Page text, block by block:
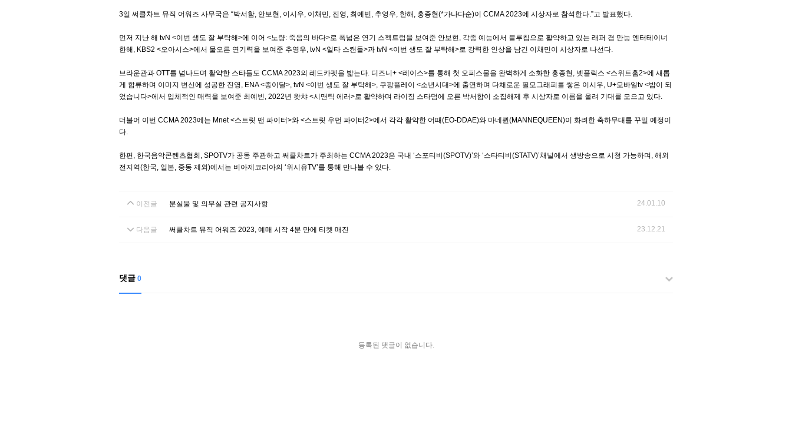
3일 써클차트 뮤직 어워즈 사무국은 “박서함, 안보현, 이시우, 이채민, 진영, 최예빈, 추영우, 한해, 홍종현(*가나다순)이 CCMA 2023에 시상자로 참석한다.”고 발표했다.
먼저 지난 해 tvN <이번 생도 잘 부탁해>에 이어 <노량: 죽음의 바다>로 폭넓은 연기 스펙트럼을 보여준 안보현, 각종 예능에서 블루칩으로 활약하고 있는 래퍼 겸 만능 엔터테이너
한해, KBS2 <오아시스>에서 물오른 연기력을 보여준 추영우, tvN <일타 스캔들>과 tvN <이번 생도 잘 부탁해>로 강력한 인상을 남긴 이채민이 시상자로 나선다.
브라운관과 OTT를 넘나드며 활약한 스타들도 CCMA 2023의 레드카펫을 밟는다. 디즈니+ <레이스>를 통해 첫 오피스물을 완벽하게 소화한 홍종현, 넷플릭스 <스위트홈2>에 새롭
게 합류하며 이미지 변신에 성공한 진영, ENA <종이달>, tvN <이번 생도 잘 부탁해>, 쿠팡플레이 <소년시대>에 출연하며 다채로운 필모그래피를 쌓은 이시우, U+모바일tv <밤이 되
었습니다>에서 입체적인 매력을 보여준 최예빈, 2022년 왓챠 <시맨틱 에러>로 활약하며 라이징 스타덤에 오른 박서함이 소집해제 후 시상자로 이름을 올려 기대를 모으고 있다.
더불어 이번 CCMA 2023에는 Mnet <스트릿 맨 파이터>와 <스트릿 우먼 파이터2>에서 각각 활약한 어때(EO-DDAE)와 마네퀸(MANNEQUEEN)이 화려한 축하무대를 꾸밀 예정이
다.
한편, 한국음악콘텐츠협회, SPOTV가 공동 주관하고 써클차트가 주최하는 CCMA 2023은 국내 ‘스포티비(SPOTV)’와 ‘스타티비(STATV)’채널에서 생방송으로 시청 가능하며, 해외
전지역(한국, 일본, 중동 제외)에서는 비아제코리아의 ‘위시유TV’를 통해 만나볼 수 있다.
이전글 분실물 및 의무실 관련 공지사항 24.01.10
다음글 써클차트 뮤직 어워즈 2023, 예매 시작 4분 만에 티켓 매진 23.12.21
댓글 0
등록된 댓글이 없습니다.